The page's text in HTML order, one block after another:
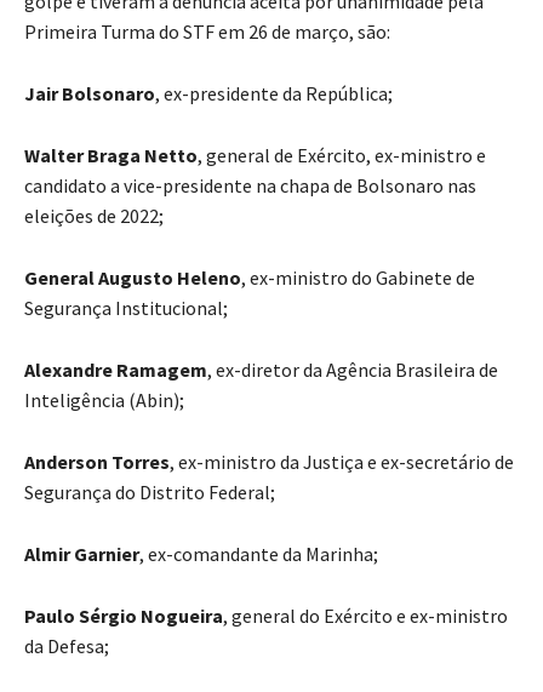
Primeira Turma do STF em 26 de março, são:
Jair Bolsonaro, ex-presidente da República;
Walter Braga Netto, general de Exército, ex-ministro e
candidato a vice-presidente na chapa de Bolsonaro nas
eleições de 2022;
General Augusto Heleno, ex-ministro do Gabinete de
Segurança Institucional;
Alexandre Ramagem, ex-diretor da Agência Brasileira de
Inteligência (Abin);
Anderson Torres, ex-ministro da Justiça e ex-secretário de
Segurança do Distrito Federal;
Almir Garnier, ex-comandante da Marinha;
Paulo Sérgio Nogueira, general do Exército e ex-ministro
da Defesa;